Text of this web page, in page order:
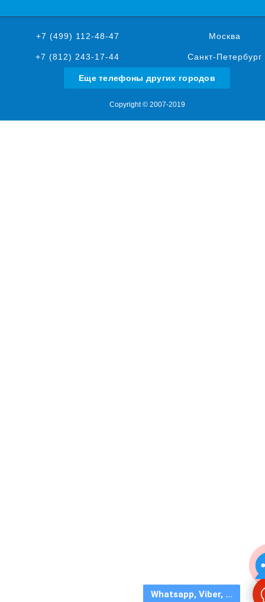
Whatsapp, Viber, ...
+7 (499) 112-48-47 Москва
+7 (812) 243-17-44 Санкт-Петербург
Еще телефоны других городов
Copyright © 2007-2019